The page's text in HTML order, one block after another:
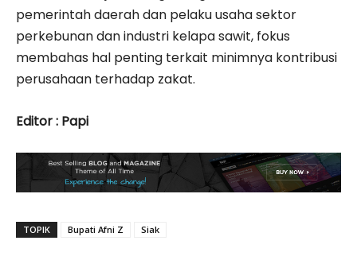
pemerintah daerah dan pelaku usaha sektor
perkebunan dan industri kelapa sawit, fokus
membahas hal penting terkait minimnya kontribusi
perusahaan terhadap zakat.
Editor : Papi
TOPIK Bupati Afni Z Siak